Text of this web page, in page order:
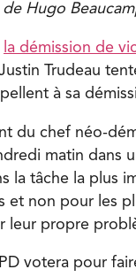
Hugo
la démission de
Trudeau
à sa
du chef néo-
matin dans
la tâche la plus
et non pour les
leur propre
votera pour